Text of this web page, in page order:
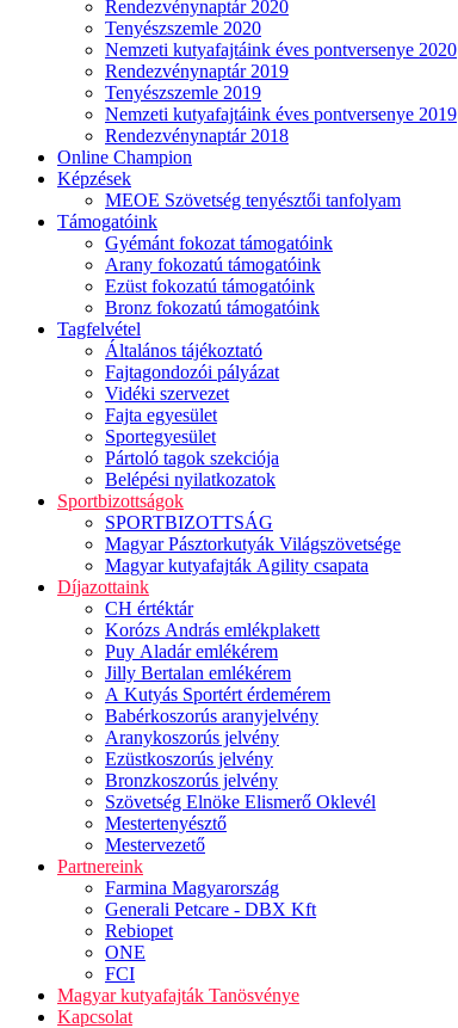
Rendezvénynaptár 2020
Tenyészszemle 2020
Nemzeti kutyafajtáink éves pontversenye 2020
Rendezvénynaptár 2019
Tenyészszemle 2019
Nemzeti kutyafajtáink éves pontversenye 2019
Rendezvénynaptár 2018
Online Champion
Képzések
MEOE Szövetség tenyésztői tanfolyam
Támogatóink
Gyémánt fokozat támogatóink
Arany fokozatú támogatóink
Ezüst fokozatú támogatóink
Bronz fokozatú támogatóink
Tagfelvétel
Általános tájékoztató
Fajtagondozói pályázat
Vidéki szervezet
Fajta egyesület
Sportegyesület
Pártoló tagok szekciója
Belépési nyilatkozatok
Sportbizottságok
SPORTBIZOTTSÁG
Magyar Pásztorkutyák Világszövetsége
Magyar kutyafajták Agility csapata
Díjazottaink
CH értéktár
Korózs András emlékplakett
Puy Aladár emlékérem
Jilly Bertalan emlékérem
A Kutyás Sportért érdemérem
Babérkoszorús aranyjelvény
Aranykoszorús jelvény
Ezüstkoszorús jelvény
Bronzkoszorús jelvény
Szövetség Elnöke Elismerő Oklevél
Mestertenyésztő
Mestervezető
Partnereink
Farmina Magyarország
Generali Petcare - DBX Kft
Rebiopet
ONE
FCI
Magyar kutyafajták Tanösvénye
Kapcsolat